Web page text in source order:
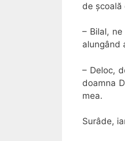
de școală
– Bilal,
alungând
– Deloc,
doamna
mea.
Surâde,